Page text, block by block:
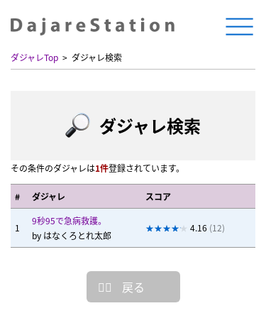
ダジャレTop ダジャレ検索
ダジャレ検索
その条件のダジャレは1件登録されています。
# ダジャレ スコア
1
9秒95で急病救護。
by はなくろとれ太郎
4.16 (12)
戻る